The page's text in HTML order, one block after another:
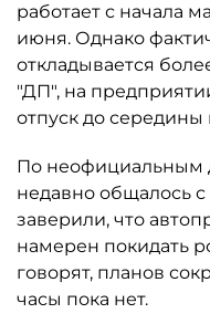
работает с начала
июня. Однако
откладывается
"ДП", на
отпуск до середины
По неофициальным
недавно общалось
заверили, что
намерен покидать
говорят, планов
часы пока нет.